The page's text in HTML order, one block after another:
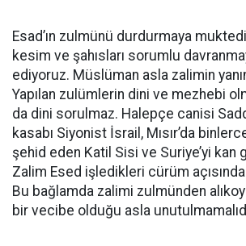
Esad’ın zulmünü durdurmaya
kesim ve şahısları sorumlu
ediyoruz. Müslüman asla zalimin
Yapılan zulümlerin dini ve mezhebi
da dini sorulmaz. Halepçe canisi
kasabı Siyonist İsrail, Mısır’da
şehid eden Katil Sisi ve Suriye’yi kan
Zalim Esed işledikleri cürüm
Bu bağlamda zalimi zulmünden
bir vecibe olduğu asla